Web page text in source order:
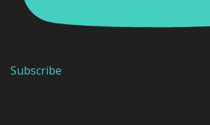
Subscribe